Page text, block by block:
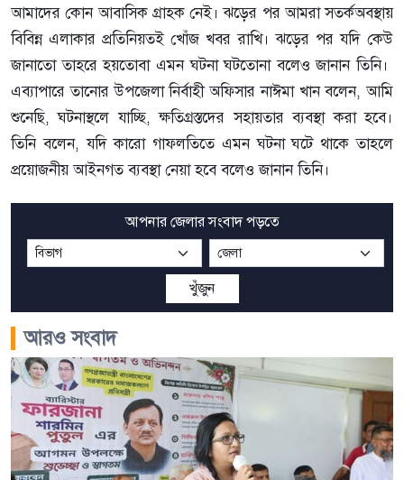
আমাদের কোন আবাসিক গ্রাহক নেই। ঝড়ের পর আমরা সতর্কঅবস্থায়
বিবিন্ন এলাকার প্রতিনিয়তই খোঁজ খবর রাখি। ঝড়ের পর যদি কেউ
জানাতো তাহরে হয়তোবা এমন ঘটনা ঘটতোনা বলেও জানান তিনি।
এব্যাপারে তানোর উপজেলা নির্বাহী অফিসার নাঈমা খান বলেন, আমি
শুনেছি, ঘটনাস্থলে যাচ্ছি, ক্ষতিগ্রস্তদের সহায়তার ব্যবস্থা করা হবে।
তিনি বলেন, যদি কারো গাফলতিতে এমন ঘটনা ঘটে থাকে তাহলে
প্রয়োজনীয় আইনগত ব্যবস্থা নেয়া হবে বলেও জানান তিনি।
আপনার জেলার সংবাদ পড়তে
খুঁজুন
আরও সংবাদ